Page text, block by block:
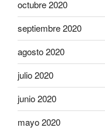
octubre 2020
septiembre 2020
agosto 2020
julio 2020
junio 2020
mayo 2020